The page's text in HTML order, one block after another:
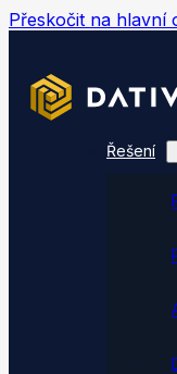
Přeskočit na hlavní
Řešení